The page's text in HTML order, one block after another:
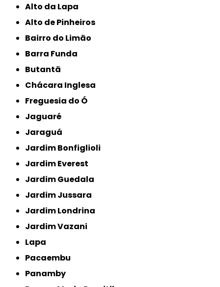
Alto da Lapa
Alto de Pinheiros
Bairro do Limão
Barra Funda
Butantã
Chácara Inglesa
Freguesia do Ó
Jaguaré
Jaraguá
Jardim Bonfiglioli
Jardim Everest
Jardim Guedala
Jardim Jussara
Jardim Londrina
Jardim Vazani
Lapa
Pacaembu
Panamby